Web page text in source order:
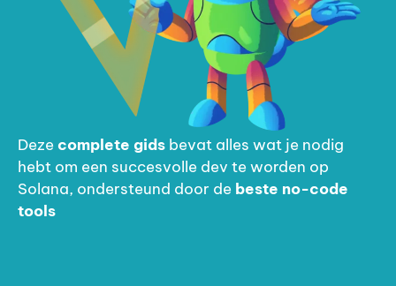
Dezecomplete gids bevat alles wat je nodig
hebt om een succesvolle dev te worden op
Solana, ondersteund door de beste no-code
tools